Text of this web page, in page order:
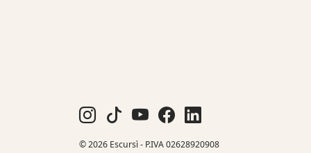
© 2026 Escursì - P.IVA 02628920908